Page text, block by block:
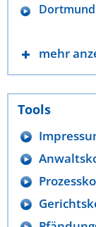
Dortmund
mehr
Tools